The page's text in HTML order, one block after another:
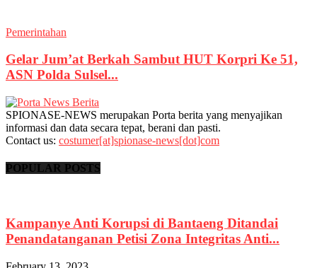
Pemerintahan
Gelar Jum’at Berkah Sambut HUT Korpri Ke 51,
ASN Polda Sulsel...
SPIONASE-NEWS merupakan Porta berita yang menyajikan
informasi dan data secara tepat, berani dan pasti.
Contact us: costumer[at]spionase-news[dot]com
POPULAR POSTS
Kampanye Anti Korupsi di Bantaeng Ditandai
Penandatanganan Petisi Zona Integritas Anti...